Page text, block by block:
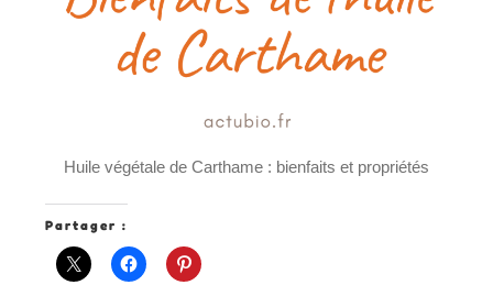
Huile végétale de Carthame : bienfaits et propriétés
Partager :